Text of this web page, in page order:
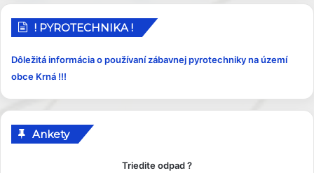
s
e
k
y
! PYROTECHNIKA !
Dôležitá informácia o používaní zábavnej pyrotechniky na území
obce Krná !!!
Ankety
Triedite odpad ?